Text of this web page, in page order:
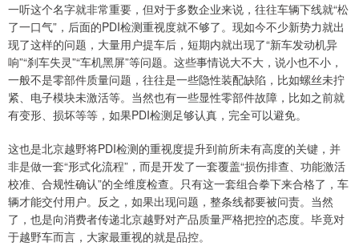
一听这个名字就非常重要，但对于多数企业来说，往往车辆下线就“松
了一口气”，后面的PDI检测重视度就不够了。现如今不少新势力就出
现了这样的问题，大量用户提车后，短期内就出现了“新车发动机异
响”“刹车失灵”“车机黑屏”等问题。这些事情说大不大，说小也不小，
一般不是零部件质量问题，往往是一些隐性装配缺陷，比如螺丝未拧
紧、电子模块未激活等。当然也有一些显性零部件故障，比如之前就
有变形、损坏等等，如果PDI检测足够认真，完全可以避免。
这也是北京越野将PDI检测的重视度提升到前所未有高度的关键，并
非是做一套“形式化流程”，而是开发了一套覆盖“损伤排查、功能激活
校准、合规性确认”的全维度检查。只有这一套组合拳下来合格了，车
辆才能交付用户。反之，如果出现问题，整条线都要被问责。当然
了，也是向消费者传递北京越野对产品质量严格把控的态度。毕竟对
于越野车而言，大家最重视的就是品控。